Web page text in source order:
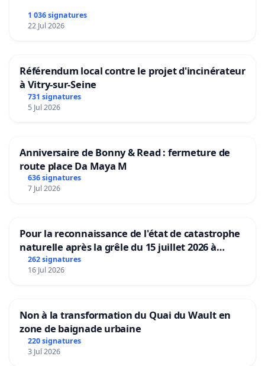
1 036 signatures
22 Jul 2026
Référendum local contre le projet d'incinérateur
à Vitry-sur-Seine
731 signatures
5 Jul 2026
Anniversaire de Bonny & Read : fermeture de
route place Da Maya M
636 signatures
7 Jul 2026
Pour la reconnaissance de l'état de catastrophe
naturelle après la grêle du 15 juillet 2026 à
Aubenas et ses alentours
262 signatures
16 Jul 2026
Non à la transformation du Quai du Wault en
zone de baignade urbaine
220 signatures
3 Jul 2026